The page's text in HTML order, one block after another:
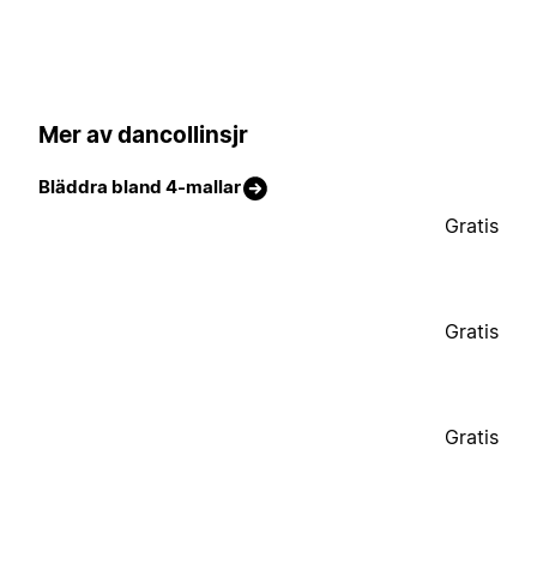
Mer av dancollinsjr
Bläddra bland 4-mallar
Gratis
Gratis
Gratis